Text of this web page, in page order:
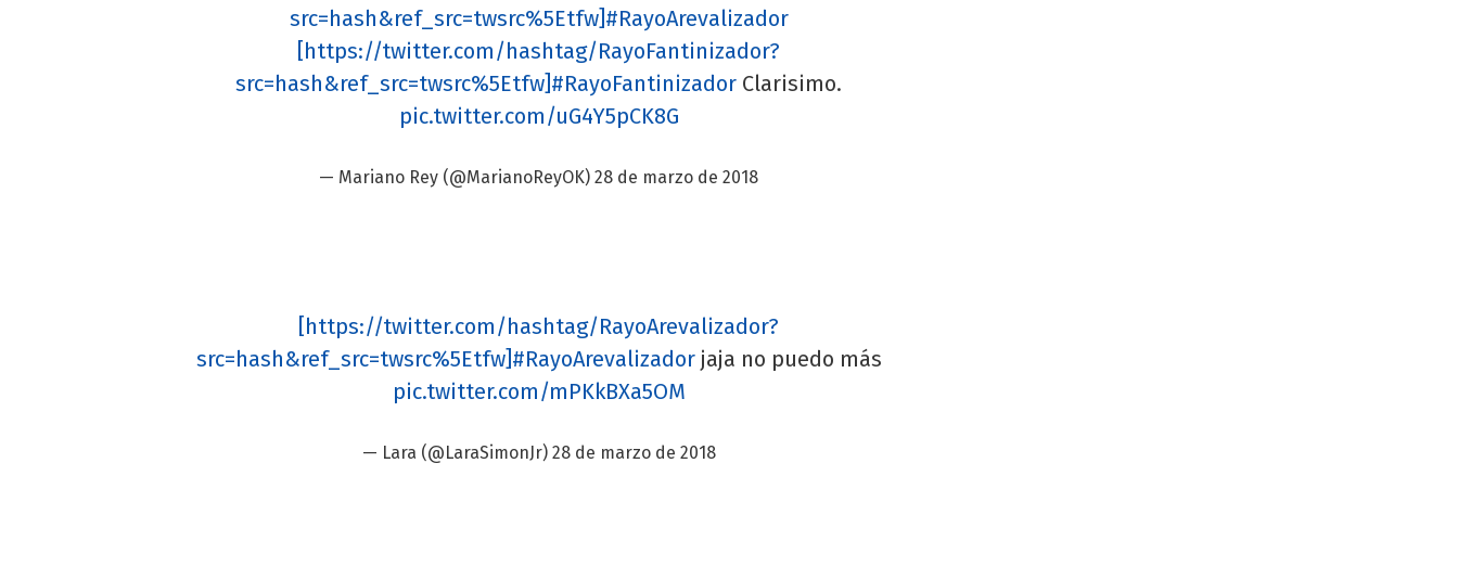
src=hash&ref_src=twsrc%5Etfw]#RayoArevalizador
[https://twitter.com/hashtag/RayoFantinizador?
src=hash&ref_src=twsrc%5Etfw]#RayoFantinizador Clarisimo.
pic.twitter.com/uG4Y5pCK8G
— Mariano Rey (@MarianoReyOK)28 de marzo de 2018
[https://twitter.com/hashtag/RayoArevalizador?
src=hash&ref_src=twsrc%5Etfw]#RayoArevalizadorjaja no puedo más
pic.twitter.com/mPKkBXa5OM
— Lara (@LaraSimonJr) 28 de marzo de 2018